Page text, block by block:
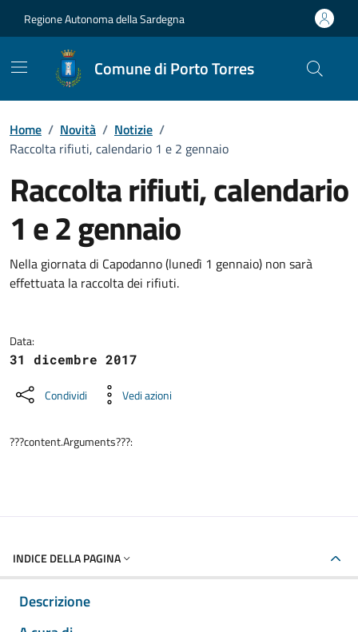
Regione Autonoma della Sardegna
Comune di Porto Torres
Home / Novità / Notizie /
Raccolta rifiuti, calendario 1 e 2 gennaio
Raccolta rifiuti, calendario
1 e 2 gennaio
Dettagli della notizia
Nella giornata di Capodanno (lunedì 1 gennaio) non sarà
effettuata la raccolta dei rifiuti.
Data:
31 dicembre 2017
Condividi Vedi azioni
???content.Arguments???:
INDICE DELLA PAGINA
Descrizione